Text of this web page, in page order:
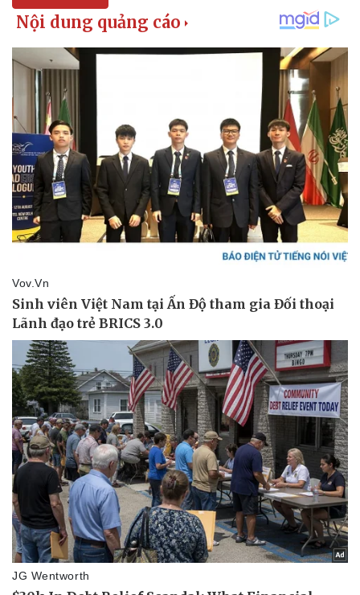
Pháp luật
Vụ án
Tin nóng
Tư vấn luật
Quân sự - Quốc
Vũ khí
Việt Nam